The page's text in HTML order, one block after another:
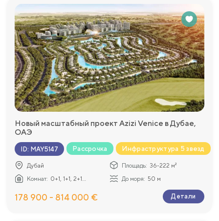
Новый масштабный проект Azizi Venice в Дубае,
ОАЭ
ID: MAY5147 Рассрочка Инфраструктура 5 звезд
Дубай Площадь: 36-222 м²
Комнат: 0+1, 1+1, 2+1... До моря: 50 м
178 900 - 814 000 € Детали